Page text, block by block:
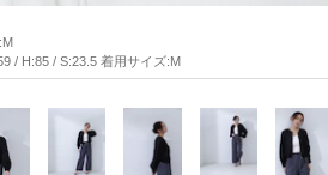
/ H:85 / S:23.5 着用サイズ:M